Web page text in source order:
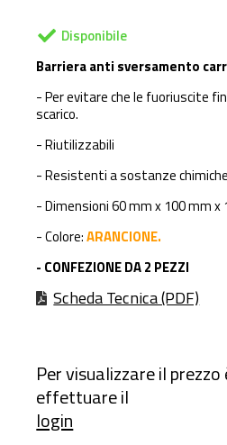
Disponibile
Barriera anti sversamento
- Per evitare che le fuoriuscite
scarico.
- Riutilizzabili
- Resistenti a sostanze
- Dimensioni 60 mm x 100 mm x
- Colore:ARANCIONE.
- CONFEZIONE DA 2 PEZZI
Scheda Tecnica (PDF)
Per visualizzare il prezzo
effettuare il
login